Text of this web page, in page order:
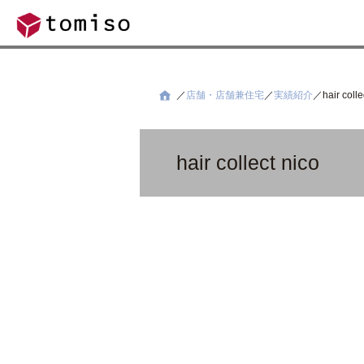
店舗・店舗兼住宅 実績紹介 hair
hair collect nico